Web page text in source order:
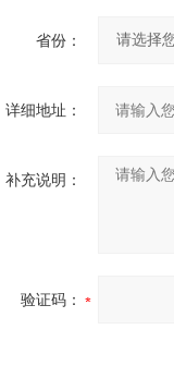
省份：
详细地址：
补充说明：
验证码：